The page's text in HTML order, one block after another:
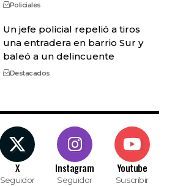
Policiales
Un jefe policial repelió a tiros
una entradera en barrio Sur y
baleó a un delincuente
Destacados
X
Seguidor
Instagram
Seguidor
Youtube
Suscribir